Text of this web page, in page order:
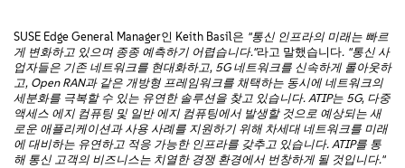
SUSE Edge General Manager인 Keith Basil은 "통신 인프라의 미래는 빠르
게 변화하고 있으며 종종 예측하기 어렵습니다."라고 말했습니다. "통신 사
업자들은 기존 네트워크를 현대화하고, 5G 네트워크를 신속하게 롤아웃하
고, Open RAN과 같은 개방형 프레임워크를 채택하는 동시에 네트워크의
세분화를 극복할 수 있는 유연한 솔루션을 찾고 있습니다. ATIP는 5G, 다중
액세스 에지 컴퓨팅 및 일반 에지 컴퓨팅에서 발생할 것으로 예상되는 새
로운 애플리케이션과 사용 사례를 지원하기 위해 차세대 네트워크를 미래
에 대비하는 유연하고 적응 가능한 인프라를 갖추고 있습니다. ATIP를 통
해 통신 고객의 비즈니스는 치열한 경쟁 환경에서 번창하게 될 것입니다."